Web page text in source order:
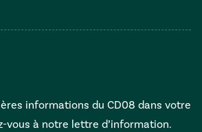
informations du CD08 dans votre
vous à notre lettre d’information.